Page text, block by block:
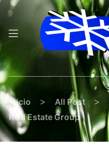
inicio > All Post >
Real Estate Group